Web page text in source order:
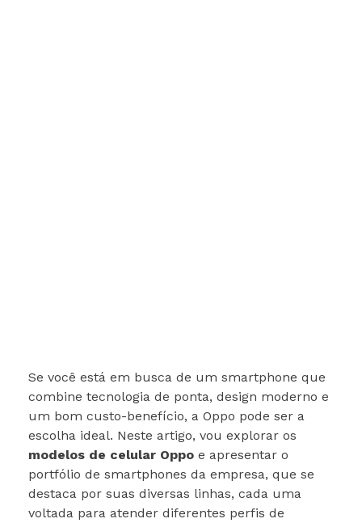
Se você está em busca de um smartphone que
combine tecnologia de ponta, design moderno e
um bom custo-benefício, a Oppo pode ser a
escolha ideal. Neste artigo, vou explorar os
modelos de celular Oppo e apresentar o
portfólio de smartphones da empresa, que se
destaca por suas diversas linhas, cada uma
voltada para atender diferentes perfis de